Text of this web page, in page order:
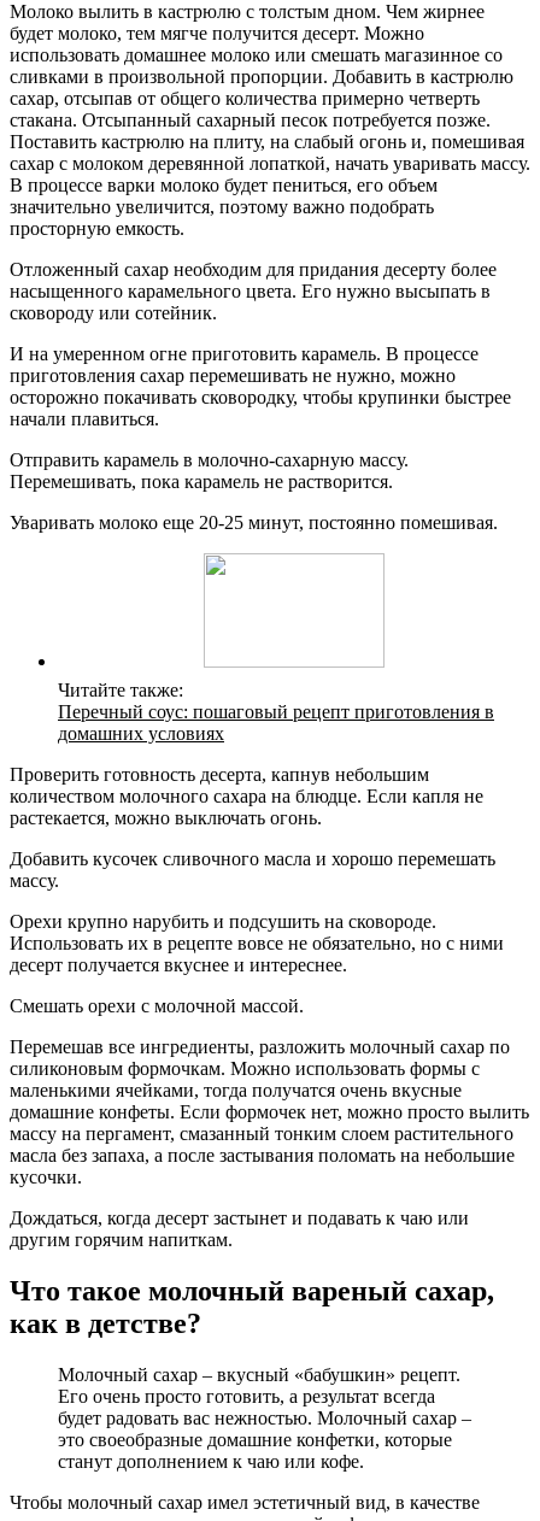
Молоко вылить в кастрюлю с толстым дном. Чем жирнее
будет молоко, тем мягче получится десерт. Можно
использовать домашнее молоко или смешать магазинное со
сливками в произвольной пропорции. Добавить в кастрюлю
сахар, отсыпав от общего количества примерно четверть
стакана. Отсыпанный сахарный песок потребуется позже.
Поставить кастрюлю на плиту, на слабый огонь и, помешивая
сахар с молоком деревянной лопаткой, начать уваривать массу.
В процессе варки молоко будет пениться, его объем
значительно увеличится, поэтому важно подобрать
просторную емкость.
Отложенный сахар необходим для придания десерту более
насыщенного карамельного цвета. Его нужно высыпать в
сковороду или сотейник.
И на умеренном огне приготовить карамель. В процессе
приготовления сахар перемешивать не нужно, можно
осторожно покачивать сковородку, чтобы крупинки быстрее
начали плавиться.
Отправить карамель в молочно-сахарную массу.
Перемешивать, пока карамель не растворится.
Уваривать молоко еще 20-25 минут, постоянно помешивая.
Читайте также:
Перечный соус: пошаговый рецепт приготовления в
домашних условиях
Проверить готовность десерта, капнув небольшим
количеством молочного сахара на блюдце. Если капля не
растекается, можно выключать огонь.
Добавить кусочек сливочного масла и хорошо перемешать
массу.
Орехи крупно нарубить и подсушить на сковороде.
Использовать их в рецепте вовсе не обязательно, но с ними
десерт получается вкуснее и интереснее.
Смешать орехи с молочной массой.
Перемешав все ингредиенты, разложить молочный сахар по
силиконовым формочкам. Можно использовать формы с
маленькими ячейками, тогда получатся очень вкусные
домашние конфеты. Если формочек нет, можно просто вылить
массу на пергамент, смазанный тонким слоем растительного
масла без запаха, а после застывания поломать на небольшие
кусочки.
Дождаться, когда десерт застынет и подавать к чаю или
другим горячим напиткам.
Что такое молочный вареный сахар,
как в детстве?
Молочный сахар – вкусный «бабушкин» рецепт.
Его очень просто готовить, а результат всегда
будет радовать вас нежностью. Молочный сахар –
это своеобразные домашние конфетки, которые
станут дополнением к чаю или кофе.
Чтобы молочный сахар имел эстетичный вид, в качестве